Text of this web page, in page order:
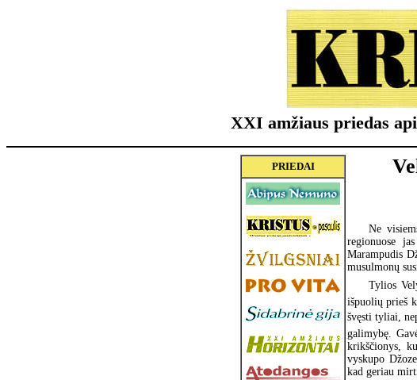
XXI amžiaus priedas
PRIEDAI
Ne
regionuose
Marampudis
musulmonų
Tylios
išpuolių prieš
švęsti tyliai,
galimybę.
krikščionys,
vyskupo
kad geriau